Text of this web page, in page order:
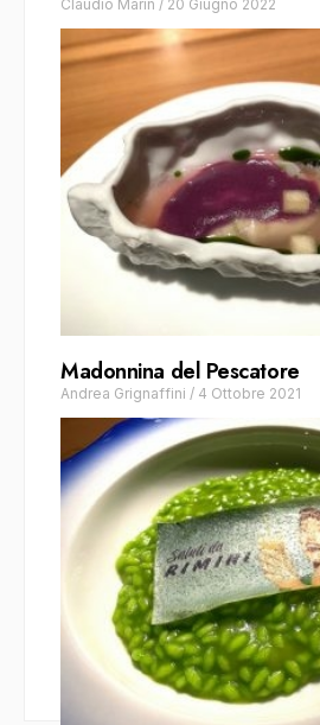
Claudio Marin / 20 Giugno 2022
Madonnina del Pescatore
Andrea Grignaffini / 4 Ottobre 2021